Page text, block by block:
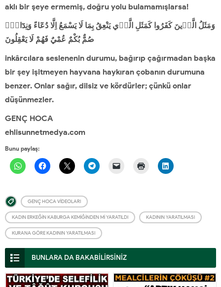
aklı bir şeye ermemiş, doğru yolu bulamamışlarsa!
وَمَثَلُ الَّذ۪ينَ كَفَرُوا كَمَثَلِ الَّذ۪ي يَنْعِقُ بِمَا لَا يَسْمَعُ اِلَّا دُعَٓاءً وَنِدَٓاءًۜ
صُمٌّ بُكْمٌ عُمْيٌ فَهُمْ لَا يَعْقِلُونَ
inkârcılara seslenenin durumu, bağırıp çağırmadan başka
bir şey işitmeyen hayvana haykıran çobanın durumuna
benzer. Onlar sağır, dilsiz ve kördürler; çünkü onlar
düşünmezler.
GENÇ HOCA
ehlisunnetmedya.com
Bunu paylaş:
GENÇ HOCA VIDEOLARI
KADIN ERKEĞIN KABURGA KEMIĞINDEN MI YARATILDI KADININ YARATILMASI
KURANA GÖRE KADININ YARATILMASI
BUNLARA DA BAKABİLİRSİNİZ